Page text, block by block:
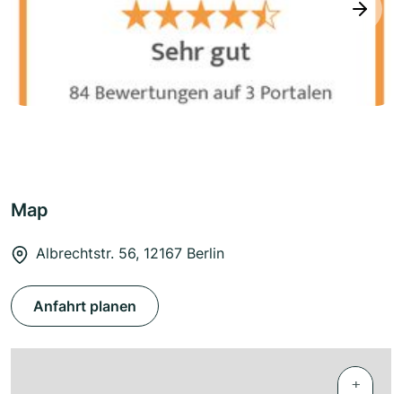
next
Map
Albrechtstr. 56, 12167 Berlin
Anfahrt planen
+